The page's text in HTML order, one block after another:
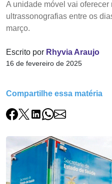
A unidade móvel vai oferecer
ultrassonografias entre os
março.
Escrito por Rhyvia Araujo
16 de fevereiro de 2025
Compartilhe essa matéria